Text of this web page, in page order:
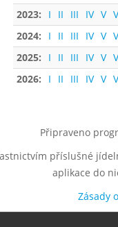
2023:
I II III IV V
2024:
I II III IV V
2025:
I II III IV V
2026:
I II III IV V
Připraveno
příslušné
aplikace do
Zásady